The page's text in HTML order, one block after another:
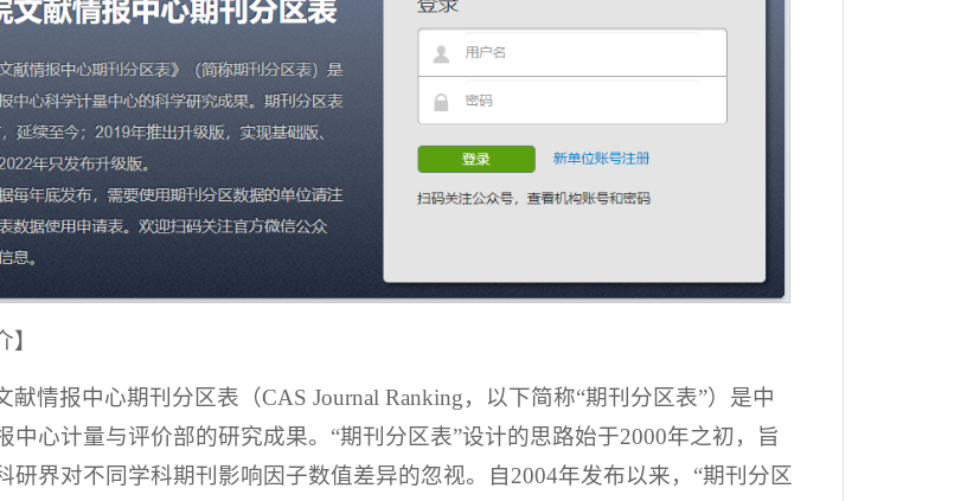
】
献情报中心期刊分区表（CAS Journal Ranking，以下简称“期刊分区表”）是中
中心计量与评价部的研究成果。“期刊分区表”设计的思路始于2000年之初，旨
研界对不同学科期刊影响因子数值差异的忽视。自2004年发布以来，“期刊分区